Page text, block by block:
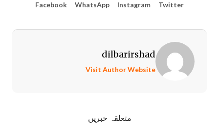
Facebook WhatsApp Instagram Twitter
dilbarirshad
Visit Author Website
متعلقہ خبریں